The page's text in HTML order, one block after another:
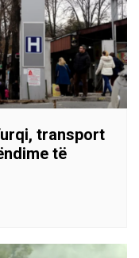
transport
të